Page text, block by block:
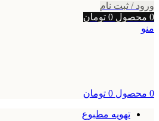
ورود / ثبت نام
0 محصول 0 تومان
منو
0 محصول 0 تومان
تهویه مطبوع